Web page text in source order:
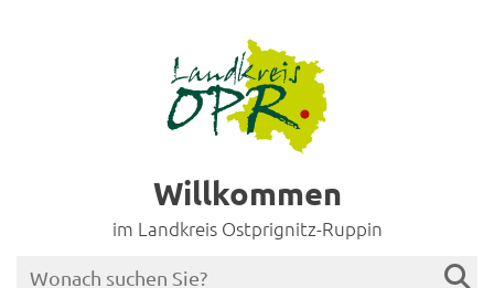
Willkommen
im Landkreis Ostprignitz-Ruppin